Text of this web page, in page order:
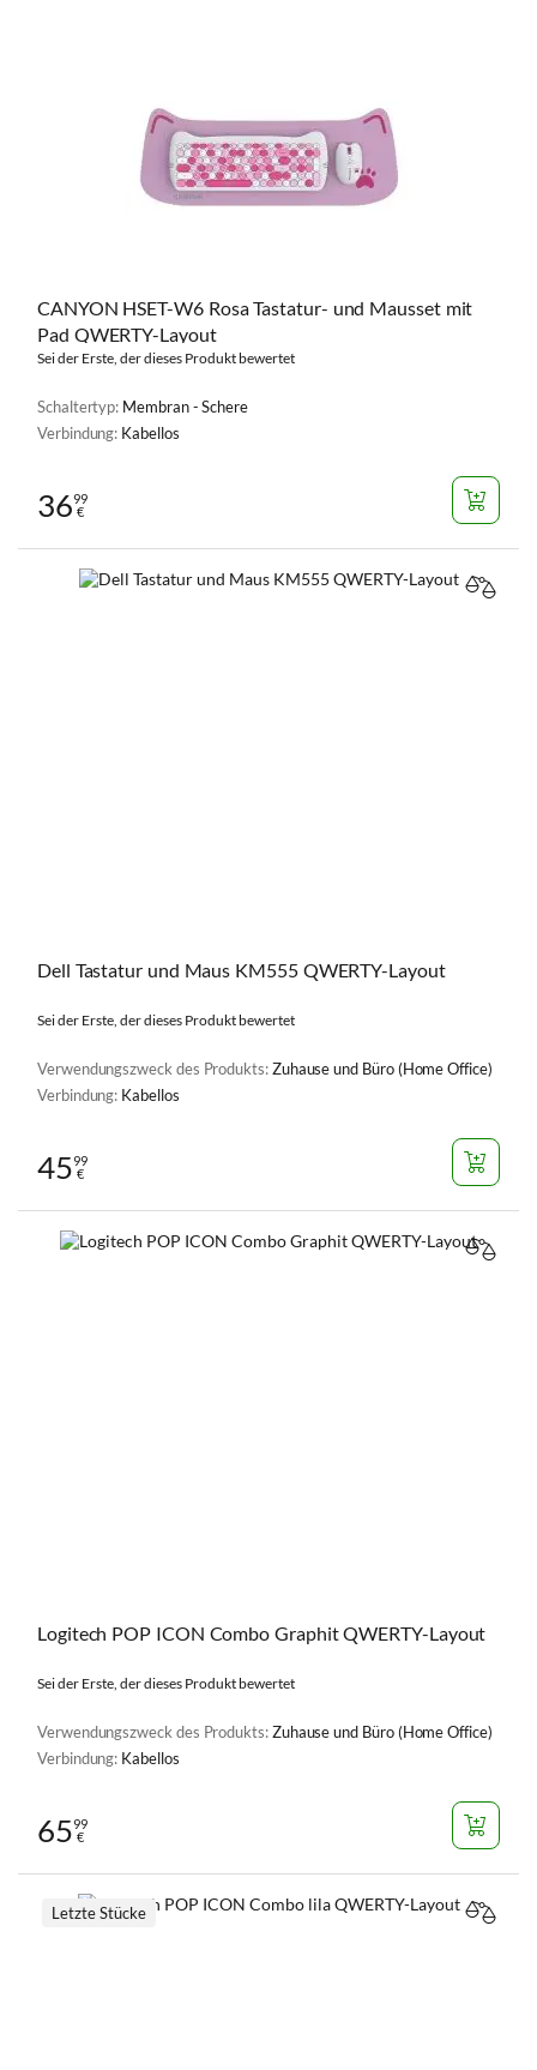
CANYON HSET-W6 Rosa Tastatur- und Mausset mit
Pad QWERTY-Layout
Sei der Erste, der dieses Produkt bewertet
Schaltertyp: Membran - Schere
Verbindung: Kabellos
3699
€
Dell Tastatur und Maus KM555 QWERTY-Layout
Sei der Erste, der dieses Produkt bewertet
Verwendungszweck des Produkts:Zuhause und Büro (Home Office)
Verbindung: Kabellos
4599
€
Logitech POP ICON Combo Graphit QWERTY-Layout
Sei der Erste, der dieses Produkt bewertet
Verwendungszweck des Produkts:Zuhause und Büro (Home Office)
Verbindung: Kabellos
6599
€
Letzte Stücke